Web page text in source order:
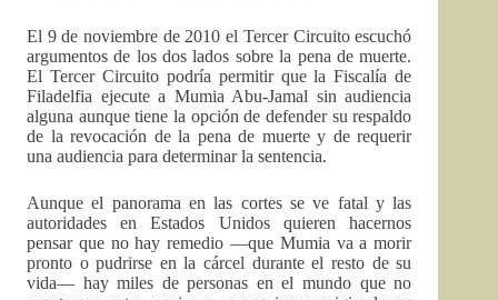
El 9 de noviembre de 2010 el Tercer Circuito escuchó
argumentos de los dos lados sobre la pena de muerte.
El Tercer Circuito podría permitir que la Fiscalía de
Filadelfia ejecute a Mumia Abu-Jamal sin audiencia
alguna aunque tiene la opción de defender su respaldo
de la revocación de la pena de muerte y de requerir
una audiencia para determinar la sentencia.
Aunque el panorama en las cortes se ve fatal y las
autoridades en Estados Unidos quieren hacernos
pensar que no hay remedio —que Mumia va a morir
pronto o pudrirse en la cárcel durante el resto de su
vida–– hay miles de personas en el mundo que no